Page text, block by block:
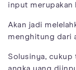
input merupakan
Akan jadi
menghitung dari
Solusinya, cukup
angka yang